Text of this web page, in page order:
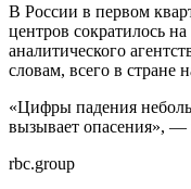
В России в первом
центров сократилось
аналитического
словам, всего в стране
«Цифры падения
вызывает опасения», —
rbc.group